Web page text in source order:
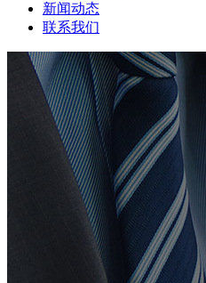
新闻动态
联系我们